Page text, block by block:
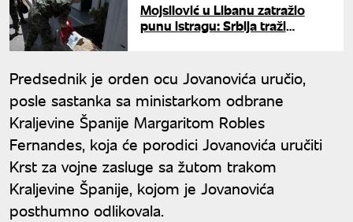
Mojsilović u Libanu zatražio
punu istragu: Srbija traži
Predsednik je orden ocu Jovanovića uručio,
posle sastanka sa ministarkom odbrane
Kraljevine Španije Margaritom Robles
Fernandes, koja će porodici Jovanovića uručiti
Krst za vojne zasluge sa žutom trakom
Kraljevine Španije, kojom je Jovanovića
posthumno odlikovala.